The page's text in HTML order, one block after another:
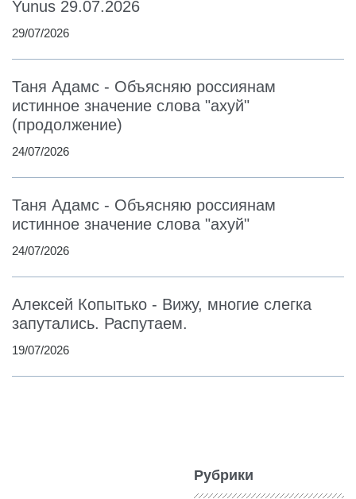
Yunus 29.07.2026
29/07/2026
Таня Адамс - Объясняю россиянам
истинное значение слова "ахуй"
(продолжение)
24/07/2026
Таня Адамс - Объясняю россиянам
истинное значение слова "ахуй"
24/07/2026
Алексей Копытько - Вижу, многие слегка
запутались. Распутаем.
19/07/2026
Рубрики